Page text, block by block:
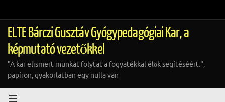
tartalomra
ELTE Bárczi Gusztáv Gyógypedagógiai Kar, a
képmutató vezetőkkel
"A kar elismert munkát folytat a fogyatékkal élők segítéséért.",
papíron, gyakorlatban egy nulla van